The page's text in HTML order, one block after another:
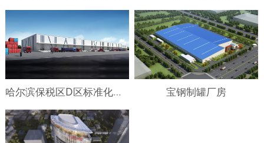
哈尔滨保税区D区标准化仓库工程 宝钢制罐厂房